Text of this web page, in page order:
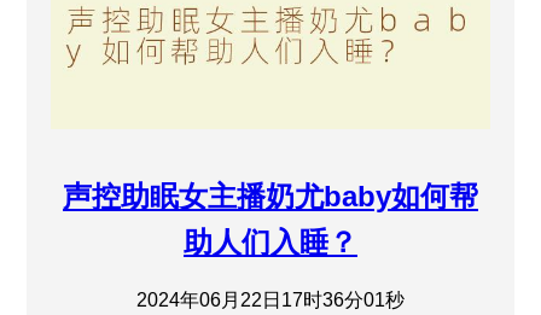
声控助眠女主播奶尤baby如何帮
助人们入睡？
2024年06月22日17时36分01秒